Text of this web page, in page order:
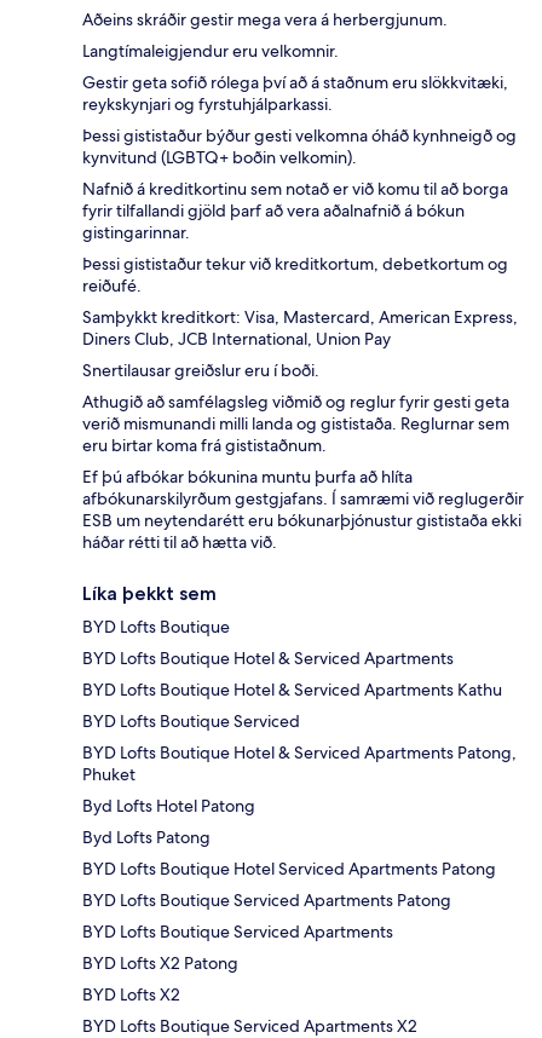
Aðeins skráðir gestir mega vera á herbergjunum.
Langtímaleigjendur eru velkomnir.
Gestir geta sofið rólega því að á staðnum eru slökkvitæki,
reykskynjari og fyrstuhjálparkassi.
Þessi gististaður býður gesti velkomna óháð kynhneigð og
kynvitund (LGBTQ+ boðin velkomin).
Nafnið á kreditkortinu sem notað er við komu til að borga
fyrir tilfallandi gjöld þarf að vera aðalnafnið á bókun
gistingarinnar.
Þessi gististaður tekur við kreditkortum, debetkortum og
reiðufé.
Samþykkt kreditkort: Visa, Mastercard, American Express,
Diners Club, JCB International, Union Pay
Snertilausar greiðslur eru í boði.
Athugið að samfélagsleg viðmið og reglur fyrir gesti geta
verið mismunandi milli landa og gististaða. Reglurnar sem
eru birtar koma frá gististaðnum.
Ef þú afbókar bókunina muntu þurfa að hlíta
afbókunarskilyrðum gestgjafans. Í samræmi við reglugerðir
ESB um neytendarétt eru bókunarþjónustur gististaða ekki
háðar rétti til að hætta við.
Líka þekkt sem
BYD Lofts Boutique
BYD Lofts Boutique Hotel & Serviced Apartments
BYD Lofts Boutique Hotel & Serviced Apartments Kathu
BYD Lofts Boutique Serviced
BYD Lofts Boutique Hotel & Serviced Apartments Patong,
Phuket
Byd Lofts Hotel Patong
Byd Lofts Patong
BYD Lofts Boutique Hotel Serviced Apartments Patong
BYD Lofts Boutique Serviced Apartments Patong
BYD Lofts Boutique Serviced Apartments
BYD Lofts X2 Patong
BYD Lofts X2
BYD Lofts Boutique Serviced Apartments X2